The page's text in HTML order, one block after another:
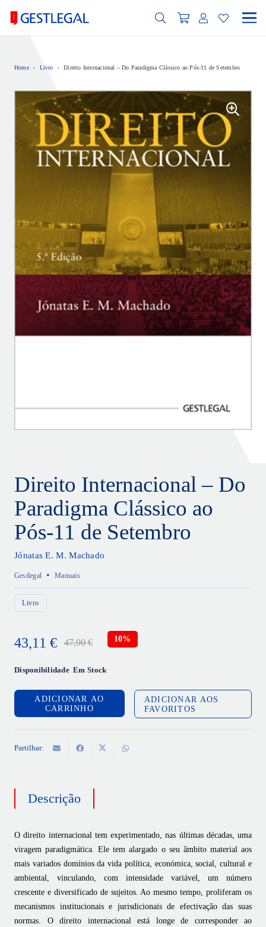
Home › Livro › Direito Internacional – Do Paradigma Clássico ao Pós-11 de Setembro
Direito Internacional – Do
Paradigma Clássico ao
Pós-11 de Setembro
Jónatas E. M. Machado
Gestlegal • Manuais
Livro
47,90€
preço
original
era:
47,90 €.
43,11 €
preço
atual
é:
43,11 €.
10%
Disponibilidade Em Stock
ADICIONAR AO
CARRINHO
ADICIONAR AOS
FAVORITOS
Partilhar:
Descrição
O direito internacional tem experimentado, nas últimas décadas, uma
viragem paradigmática. Ele tem alargado o seu âmbito material aos
mais variados domínios da vida política, económica, social, cultural e
ambiental, vinculando, com intensidade variável, um número
crescente e diversificado de sujeitos. Ao mesmo tempo, proliferam os
mecanismos institucionais e jurisdicionais de efectivação das suas
normas. O direito internacional está longe de corresponder ao